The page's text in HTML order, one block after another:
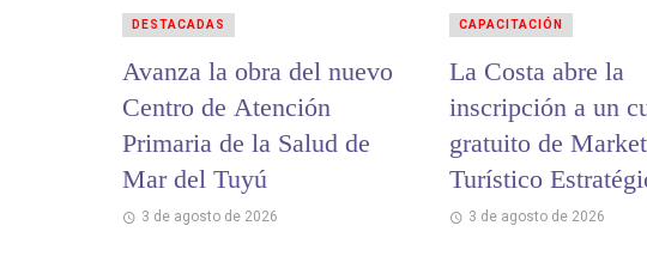
Avanza la obra del nuevo
Centro de Atención
Primaria de la Salud de
Mar del Tuyú
3 de agosto de 2026
DESTACADAS
La Costa abre la
inscripción a un
gratuito de
Turístico
3 de agosto de 2026
CAPACITACIÓN